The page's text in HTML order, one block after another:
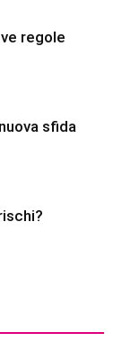
regole
sfida